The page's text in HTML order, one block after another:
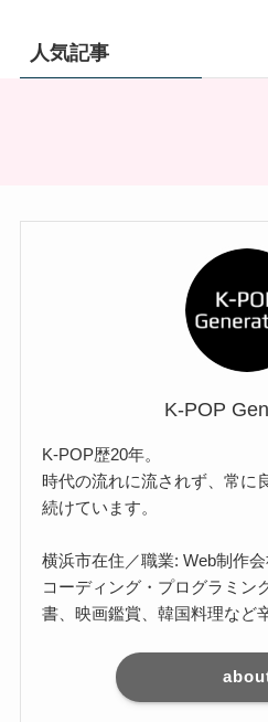
人気記事
K-POP
K-POP歴20年。
時代の流れに流されず、常に
続けています。
横浜市在住／職業: Web制作
コーディング・プログラミン
書、映画鑑賞、韓国料理など